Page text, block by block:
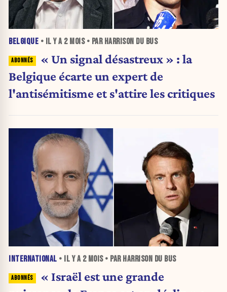
BELGIQUE • IL Y A 2 MOIS• PAR HARRISON DU BUS
« Un signal désastreux » : la
Belgique écarte un expert de
l'antisémitisme et s'attire les critiques
INTERNATIONAL • IL Y A 2 MOIS• PAR HARRISON DU BUS
« Israël est une grande